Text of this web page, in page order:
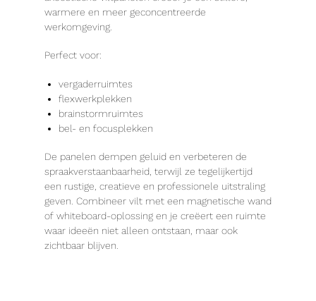
warmere en meer geconcentreerde
werkomgeving.
Perfect voor:
vergaderruimtes
flexwerkplekken
brainstormruimtes
bel- en focusplekken
De panelen dempen geluid en verbeteren de
spraakverstaanbaarheid, terwijl ze tegelijkertijd
een rustige, creatieve en professionele uitstraling
geven. Combineer vilt met een magnetische wand
of whiteboard-oplossing en je creëert een ruimte
waar ideeën niet alleen ontstaan, maar ook
zichtbaar blijven.